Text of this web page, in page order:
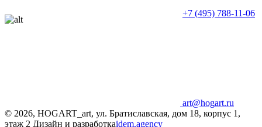
+7 (495) 788-11-06
art@hogart.ru
© 2026, HOGART_art, ул. Братиславская, дом 18, корпус 1,
этаж 2 Дизайн и разработкаidem.agency